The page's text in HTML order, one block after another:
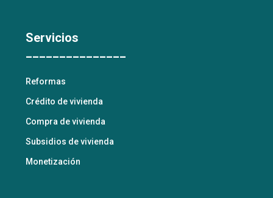
Servicios
_______________
Reformas
Crédito de vivienda
Compra de vivienda
Subsidios de vivienda
Monetización